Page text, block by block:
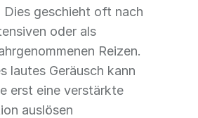
Dies geschieht oft nach
oder als
Reizen.
lautes Geräusch kann
erst eine verstärkte
auslösen